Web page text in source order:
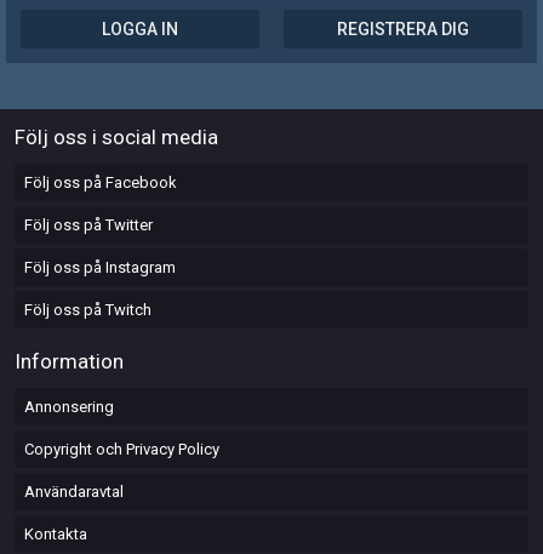
LOGGA IN REGISTRERA DIG
Följ oss i social media
Följ oss på Facebook
Följ oss på Twitter
Följ oss på Instagram
Följ oss på Twitch
Information
Annonsering
Copyright och Privacy Policy
Användaravtal
Kontakta